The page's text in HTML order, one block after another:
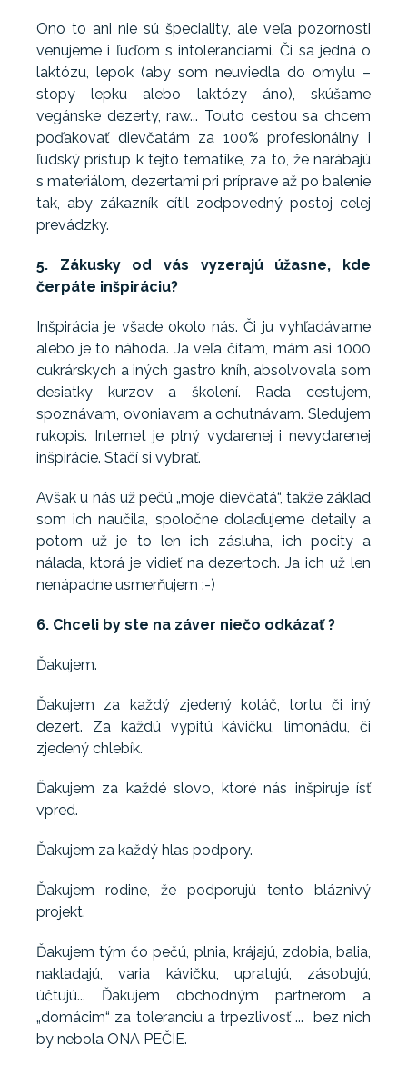
Ono to ani nie sú špeciality, ale veľa pozornosti
venujeme i ľuďom s intoleranciami. Či sa jedná o
laktózu, lepok (aby som neuviedla do omylu –
stopy lepku alebo laktózy áno), skúšame
vegánske dezerty, raw... Touto cestou sa chcem
poďakovať dievčatám za 100% profesionálny i
ľudský prístup k tejto tematike, za to, že narábajú
s materiálom, dezertami pri príprave až po balenie
tak, aby zákazník cítil zodpovedný postoj celej
prevádzky.
5. Zákusky od vás vyzerajú úžasne, kde
čerpáte inšpiráciu?
Inšpirácia je všade okolo nás. Či ju vyhľadávame
alebo je to náhoda. Ja veľa čítam, mám asi 1000
cukrárskych a iných gastro kníh, absolvovala som
desiatky kurzov a školení. Rada cestujem,
spoznávam, ovoniavam a ochutnávam. Sledujem
rukopis. Internet je plný vydarenej i nevydarenej
inšpirácie. Stačí si vybrať.
Avšak u nás už pečú „moje dievčatá“, takže základ
som ich naučila, spoločne dolaďujeme detaily a
potom už je to len ich zásluha, ich pocity a
nálada, ktorá je vidieť na dezertoch. Ja ich už len
nenápadne usmerňujem :-)
6. Chceli by ste na záver niečo odkázať ?
Ďakujem.
Ďakujem za každý zjedený koláč, tortu či iný
dezert. Za každú vypitú kávičku, limonádu, či
zjedený chlebík.
Ďakujem za každé slovo, ktoré nás inšpiruje ísť
vpred.
Ďakujem za každý hlas podpory.
Ďakujem rodine, že podporujú tento bláznivý
projekt.
Ďakujem tým čo pečú, plnia, krájajú, zdobia, balia,
nakladajú, varia kávičku, upratujú, zásobujú,
účtujú... Ďakujem obchodným partnerom a
„domácim“ za toleranciu a trpezlivosť ... bez nich
by nebola ONA PEČIE.